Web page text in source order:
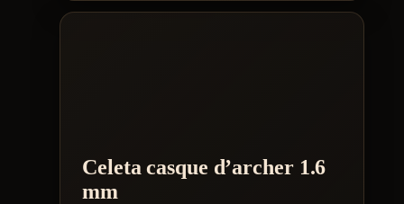
Celeta casque d’archer 1.6
mm